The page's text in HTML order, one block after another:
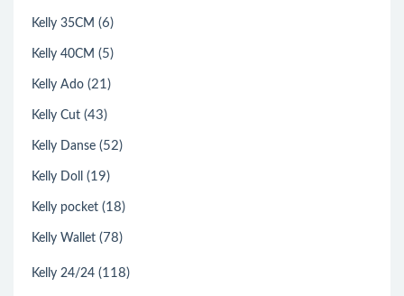
Kelly 35CM (6)
Kelly 40CM (5)
Kelly Ado (21)
Kelly Cut (43)
Kelly Danse (52)
Kelly Doll (19)
Kelly pocket (18)
Kelly Wallet (78)
Kelly 24/24 (118)